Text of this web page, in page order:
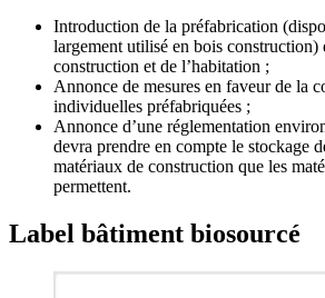
Introduction de la préfabrication
largement utilisé en bois construction)
construction et de l’habitation ;
Annonce de mesures en faveur de la
individuelles préfabriquées ;
Annonce d’une réglementation
devra prendre en compte le stockage
matériaux de construction que les
permettent.
Label bâtiment biosourcé